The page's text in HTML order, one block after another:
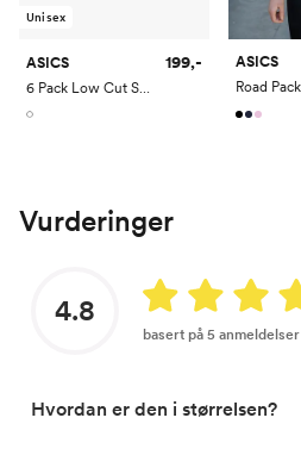
Unisex
ASICS
199,-
ASICS
Vurderinger
4.8
basert på 5 anmeldelser
Hvordan er den i størrelsen?